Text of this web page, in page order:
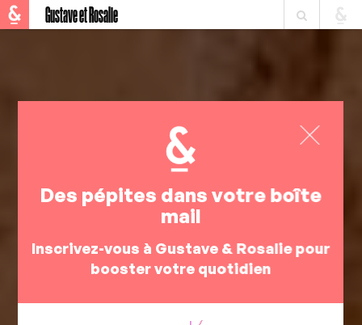
Gustave et Rosalie
Des pépites dans votre boîte
mail
Inscrivez-vous à Gustave & Rosalie pour
booster votre quotidien